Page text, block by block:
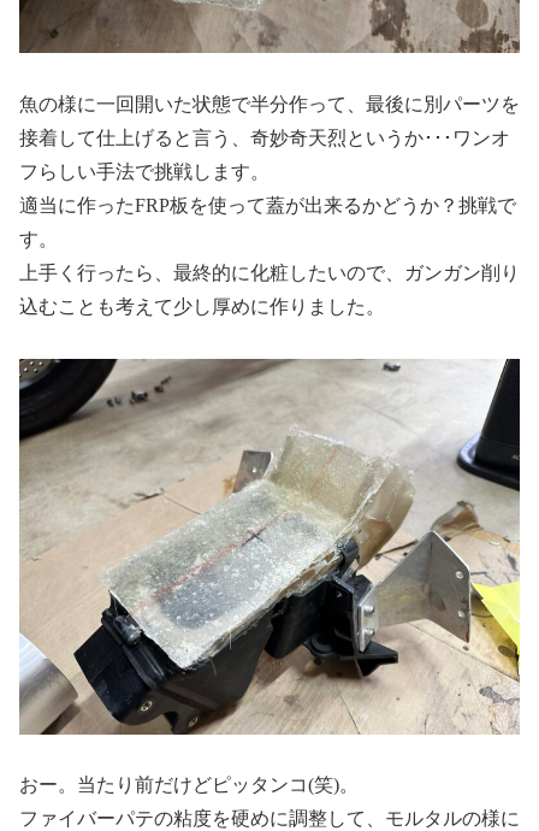
魚の様に一回開いた状態で半分作って、最後に別パーツを
接着して仕上げると言う、奇妙奇天烈というか･･･ワンオ
フらしい手法で挑戦します。
適当に作ったFRP板を使って蓋が出来るかどうか？挑戦で
す。
上手く行ったら、最終的に化粧したいので、ガンガン削り
込むことも考えて少し厚めに作りました。
おー。当たり前だけどピッタンコ(笑)。
ファイバーパテの粘度を硬めに調整して、モルタルの様に